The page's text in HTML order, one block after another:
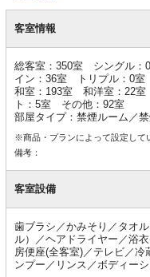
室客室情報
総客室：350室 シングル
イン：36室 トリプル：0
和室：193室 和洋室：22
ト：5室 その他：92室
部屋タイプ：禁煙ルーム／
※商品・プランによって設定して
備考：
客室設備
歯ブラシ／かみそり／タオ
ル）／ヘアドライヤー／浴
房便座(全客室)／テレビ／
ンプー／リンス／ボディー